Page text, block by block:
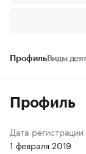
ПрофильВиды
Профиль
Дата регистрации
1 февраля 2019